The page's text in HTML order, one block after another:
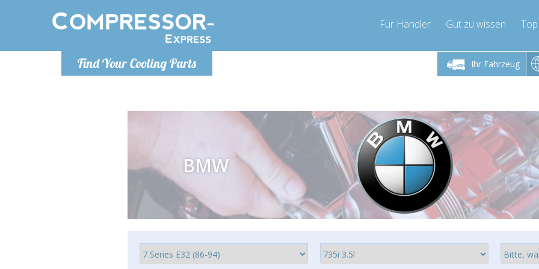
Find Your Cooling Parts
Für Händler Gut zu wissen
Ihr Fahrzeug
Montag bis Freitag 9-17 Uhr Montag bis Freitag 9-17 Uhr
info@compressor-express.de
Montag bis
BMW